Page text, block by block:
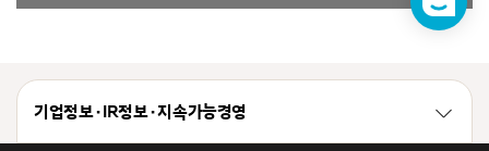
챗
봇
기업정보 · IR정보 · 지속가능경영